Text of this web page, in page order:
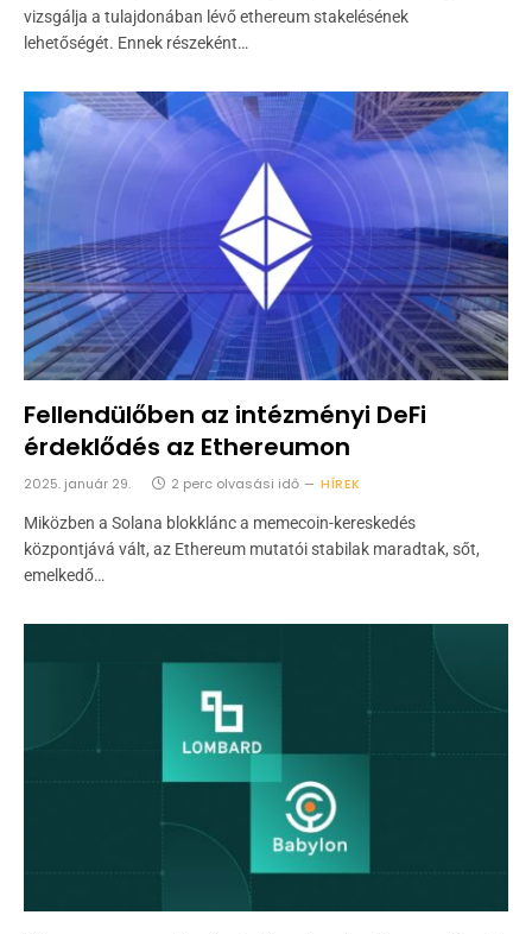
vizsgálja a tulajdonában lévő ethereum stakelésének
lehetőségét. Ennek részeként…
Fellendülőben az intézményi DeFi
érdeklődés az Ethereumon
2025. január 29. 2 perc olvasási idő HÍREK
Miközben a Solana blokklánc a memecoin-kereskedés
központjává vált, az Ethereum mutatói stabilak maradtak, sőt,
emelkedő…